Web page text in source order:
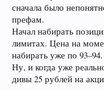
сначала было
префам.
Начал набирать
лимитах. Цена на
набирать уже по 93–94.
Ну, и когда уже
дивы 25 рублей на